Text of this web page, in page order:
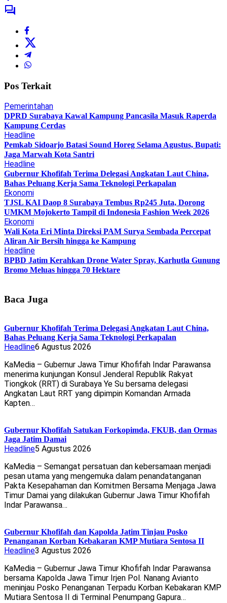
Pos Terkait
Pemerintahan
DPRD Surabaya Kawal Kampung Pancasila Masuk Raperda
Kampung Cerdas
Headline
Pemkab Sidoarjo Batasi Sound Horeg Selama Agustus, Bupati:
Jaga Marwah Kota Santri
Headline
Gubernur Khofifah Terima Delegasi Angkatan Laut China,
Bahas Peluang Kerja Sama Teknologi Perkapalan
Ekonomi
TJSL KAI Daop 8 Surabaya Tembus Rp245 Juta, Dorong
UMKM Mojokerto Tampil di Indonesia Fashion Week 2026
Ekonomi
Wali Kota Eri Minta Direksi PAM Surya Sembada Percepat
Aliran Air Bersih hingga ke Kampung
Headline
BPBD Jatim Kerahkan Drone Water Spray, Karhutla Gunung
Bromo Meluas hingga 70 Hektare
Baca Juga
Gubernur Khofifah Terima Delegasi Angkatan Laut China,
Bahas Peluang Kerja Sama Teknologi Perkapalan
Headline6 Agustus 2026
KaMedia – Gubernur Jawa Timur Khofifah Indar Parawansa
menerima kunjungan Konsul Jenderal Republik Rakyat
Tiongkok (RRT) di Surabaya Ye Su bersama delegasi
Angkatan Laut RRT yang dipimpin Komandan Armada
Kapten…
Gubernur Khofifah Satukan Forkopimda, FKUB, dan Ormas
Jaga Jatim Damai
Headline5 Agustus 2026
KaMedia – Semangat persatuan dan kebersamaan menjadi
pesan utama yang mengemuka dalam penandatanganan
Pakta Kesepahaman dan Komitmen Bersama Menjaga Jawa
Timur Damai yang dilakukan Gubernur Jawa Timur Khofifah
Indar Parawansa…
Gubernur Khofifah dan Kapolda Jatim Tinjau Posko
Penanganan Korban Kebakaran KMP Mutiara Sentosa II
Headline3 Agustus 2026
KaMedia – Gubernur Jawa Timur Khofifah Indar Parawansa
bersama Kapolda Jawa Timur Irjen Pol. Nanang Avianto
meninjau Posko Penanganan Terpadu Korban Kebakaran KMP
Mutiara Sentosa II di Terminal Penumpang Gapura…